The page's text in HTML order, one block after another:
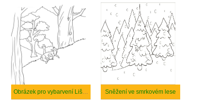
Obrázek pro vybarvení Lišky v lese Sněžení ve smrkovém lese